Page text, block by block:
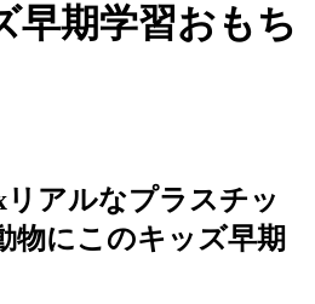
早期学習おもち
リアルなプラスチッ
物にこのキッズ早期